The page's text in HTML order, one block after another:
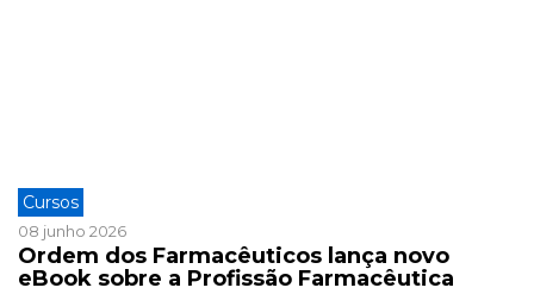
Cursos
08 junho 2026
Ordem dos Farmacêuticos lança novo
eBook sobre a Profissão Farmacêutica